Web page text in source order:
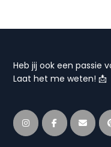
Heb jij ook een passie
Laat het me weten! 📩